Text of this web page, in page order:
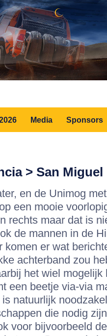
Media Sponsors
> San
en de Unimog
een mooie
rechts maar dat is
de mannen in de
komen er wat
achterband zou
het wiel mogelijk
een beetje via-via
natuurlijk
die nodig
voor bijvoorbeeld